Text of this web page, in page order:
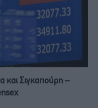
και Σιγκαπούρη –